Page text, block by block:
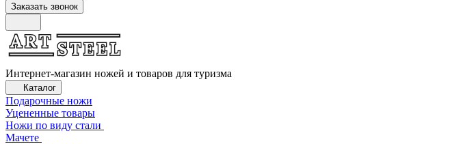
Заказать звонок
Интернет-магазин ножей и товаров для туризма
Каталог
Подарочные ножи
Уцененные товары
Ножи по виду стали
Мачете